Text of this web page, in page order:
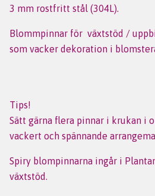
3 mm rostfritt stål (304L).
Blommpinnar för växtstöd /
som vacker dekoration i
Tips!
Sätt gärna flera pinnar i krukan i
vackert och spännande
Spiry blompinnarna ingår i
växtstöd.